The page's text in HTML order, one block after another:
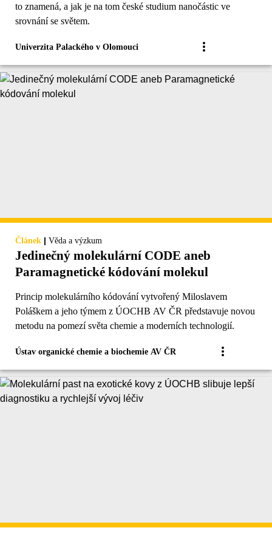
to znamená, a jak je na tom české studium nanočástic ve
srovnání se světem.
Univerzita Palackého v Olomouci
Článek | Věda a výzkum
Jedinečný molekulární CODE aneb
Paramagnetické kódování molekul
Princip molekulárního kódování vytvořený Miloslavem
Poláškem a jeho týmem z ÚOCHB AV ČR představuje novou
metodu na pomezí světa chemie a moderních technologií.
Ústav organické chemie a biochemie AV ČR